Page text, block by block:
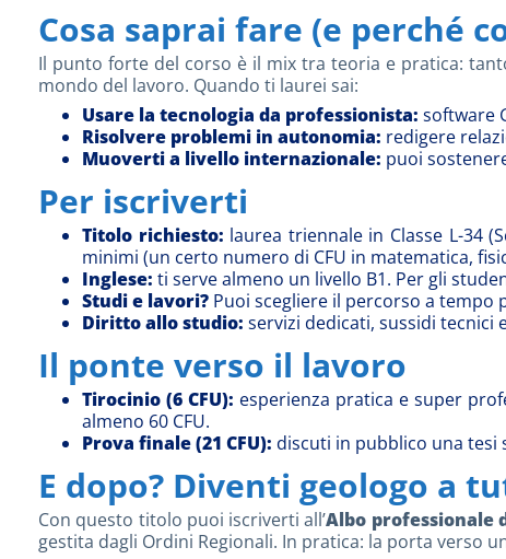
Cosa saprai fare (e perché
Il punto forte del corso è il mix tra teoria e pratica:
mondo del lavoro. Quando ti laurei sai:
Usare la tecnologia da professionista: software
Risolvere problemi in autonomia: redigere
Muoverti a livello internazionale: puoi
Per iscriverti
Titolo richiesto: laurea triennale in Classe L-34
minimi (un certo numero di CFU in matematica,
Inglese: ti serve almeno un livello B1. Per gli
Studi e lavori? Puoi scegliere il percorso a tempo
Diritto allo studio: servizi dedicati, sussidi tecnici
Il ponte verso il lavoro
Tirocinio (6 CFU): esperienza pratica e super
almeno 60 CFU.
Prova finale (21 CFU): discuti in pubblico una tesi
E dopo? Diventi geologo a
Con questo titolo puoi iscriverti all’Albo professionale
gestita dagli Ordini Regionali. In pratica: la porta verso